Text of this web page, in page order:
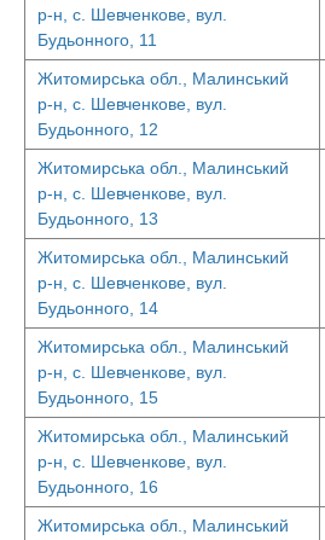
р-н, с. Шевченкове, вул.
Будьонного, 11
Житомирська обл., Малинський
р-н, с. Шевченкове, вул.
Будьонного, 12
Житомирська обл., Малинський
р-н, с. Шевченкове, вул.
Будьонного, 13
Житомирська обл., Малинський
р-н, с. Шевченкове, вул.
Будьонного, 14
Житомирська обл., Малинський
р-н, с. Шевченкове, вул.
Будьонного, 15
Житомирська обл., Малинський
р-н, с. Шевченкове, вул.
Будьонного, 16
Житомирська обл., Малинський